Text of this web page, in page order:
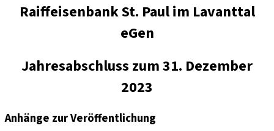
Raiffeisenbank St. Paul im Lavanttal
eGen
Jahresabschluss zum 31. Dezember
2023
Anhänge zur Veröffentlichung